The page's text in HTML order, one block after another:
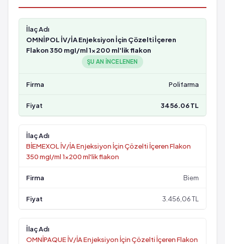
OMNİPOL İV/İA Enjeksiyon İçin Çözelti İçeren
Flakon 350 mgI/ml 1x200 ml'lik flakon
ŞU AN INCELENEN
Polifarma
3456.06 TL
BİEMEXOL İV/İA Enjeksiyon İçin Çözelti İçeren Flakon
350 mgI/ml 1x200 ml'lik flakon
Biem
3.456,06 TL
OMNİPAQUE İV/İA Enjeksiyon İçin Çözelti İçeren Flakon